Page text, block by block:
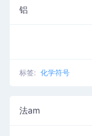
铝
标签: 化学符号
法am